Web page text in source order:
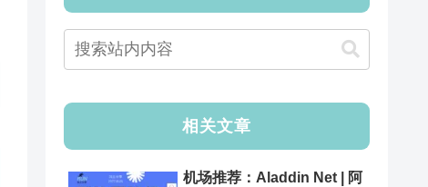
相关文章
机场推荐：Aladdin Net | 阿